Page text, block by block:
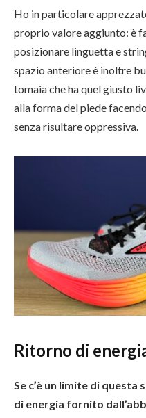
Ho in particolare
proprio valore aggiunto: è
posizionare linguetta e
spazio anteriore è inoltre
tomaia che ha quel giusto
alla forma del piede
senza risultare oppressiva.
Ritorno di
Se c’è un limite di
di energia fornito